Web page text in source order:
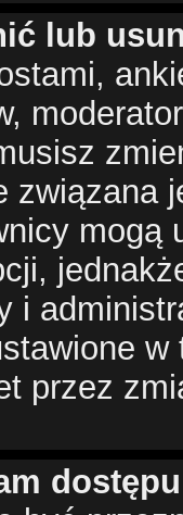
lub
związana
i
przez